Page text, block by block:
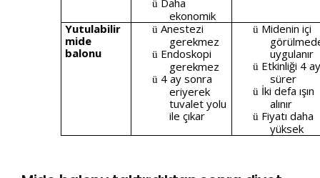
ü
ekonomik
Yutulabilir
mide
balonu
ü Anestezi
gerekmez
ü Endoskopi
gerekmez
ü 4 ay sonra
eriyerek
tuvalet yolu
ile çıkar
ü Midenin içi
uygulanır
ü Etkinliği 4 ay
sürer
ü İki defa ışın
alınır
ü Fiyatı daha
yüksek